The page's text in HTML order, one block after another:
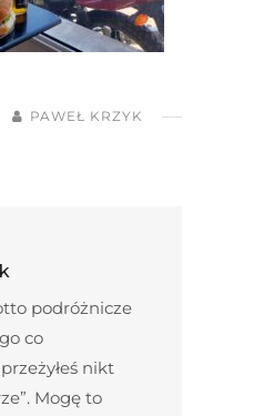
PAWEŁ KRZYK
podróżnicze
co
nikt
Mogę to